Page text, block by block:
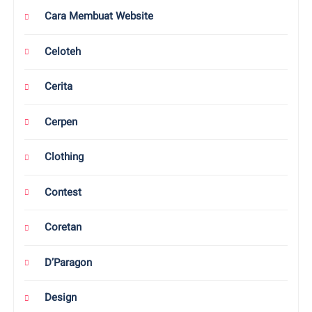
Bola
Bondowoso
Business
Cara Membuat Website
Celoteh
Cerita
Cerpen
Clothing
Contest